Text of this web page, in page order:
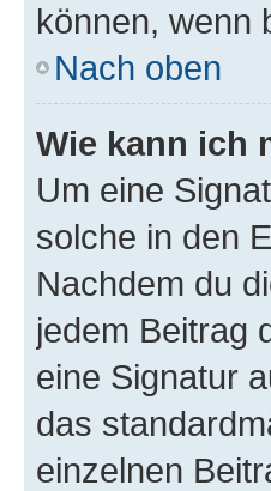
können, wenn
Nach oben
Wie kann ich
Um eine
solche in den
Nachdem du
jedem Beitrag
eine Signatur
das
einzelnen